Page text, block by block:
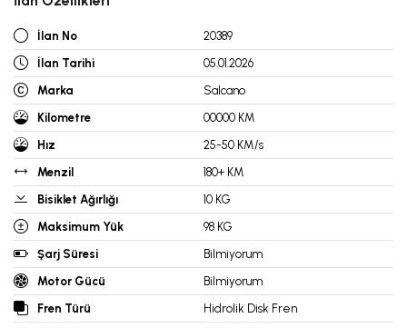
İlan No
20389
İlan Tarihi
05.01.2026
Marka
Salcano
Kilometre
00000 KM
Hız
25-50 KM/s
Menzil
180+ KM
Bisiklet Ağırlığı
10 KG
Maksimum Yük
98 KG
Şarj Süresi
Bilmiyorum
Motor Gücü
Bilmiyorum
Fren Türü
Hidrolik Disk Fren